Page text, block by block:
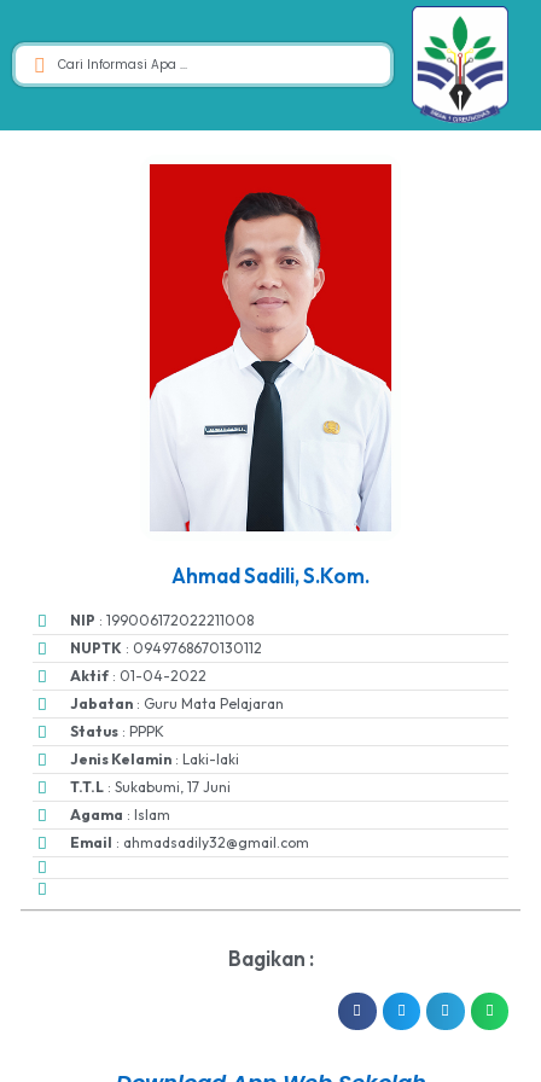
Ahmad Sadili, S.Kom.
NIP : 199006172022211008
NUPTK : 0949768670130112
Aktif : 01-04-2022
Jabatan : Guru Mata Pelajaran
Status : PPPK
Jenis Kelamin : Laki-laki
T.T.L : Sukabumi, 17 Juni
Agama : Islam
Email : ahmadsadily32@gmail.com
Bagikan :